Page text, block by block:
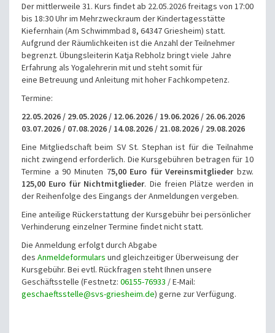
Der mittlerweile 31. Kurs findet ab 22.05.2026 freitags von 17:00
bis 18:30 Uhr im Mehrzweckraum der Kindertagesstätte
Kiefernhain (Am Schwimmbad 8, 64347 Griesheim) statt.
Aufgrund der Räumlichkeiten ist die Anzahl der Teilnehmer
begrenzt. Übungsleiterin Katja Rebholz bringt viele Jahre
Erfahrung als Yogalehrerin mit und steht somit für
eine Betreuung und Anleitung mit hoher Fachkompetenz.
Termine:
22.05.2026/ 29.05.2026/ 12.06.2026/ 19.06.2026/ 26.06.2026
03.07.2026/ 07.08.2026/ 14.08.2026/ 21.08.2026/ 29.08.2026
Eine Mitgliedschaft beim SV St. Stephan ist für die Teilnahme
nicht zwingend erforderlich. Die Kursgebühren betragen für 10
Termine a 90 Minuten 75,00 Euro für Vereinsmitgliederbzw.
125,00 Euro für Nichtmitglieder. Die freien Plätze werden in
der Reihenfolge des Eingangs der Anmeldungen vergeben.
Eine anteilige Rückerstattung der Kursgebühr bei persönlicher
Verhinderung einzelner Termine findet nicht statt.
Die Anmeldung erfolgt durch Abgabe
des Anmeldeformulars und gleichzeitiger Überweisung der
Kursgebühr. Bei evtl. Rückfragen steht Ihnen unsere
Geschäftsstelle (Festnetz: 06155-76933 / E-Mail:
geschaeftsstelle@svs-griesheim.de) gerne zur Verfügung.